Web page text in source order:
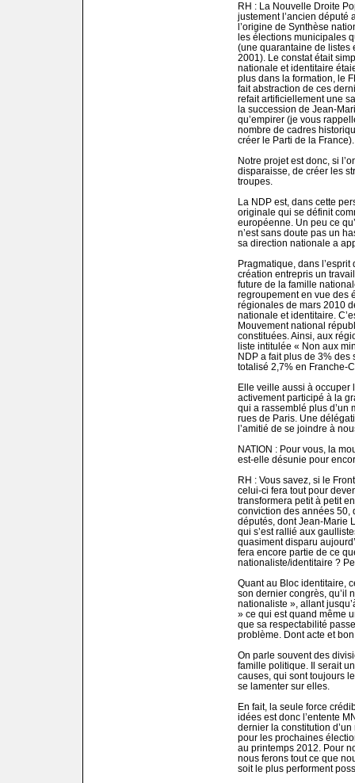
RH : La Nouvelle Droite
justement l’ancien député
l’origine de Synthèse
les élections municipales
(une quarantaine de listes
2001). Le constat était
nationale et identitaire
plus dans la formation, le
fait abstraction de ces
refait artificiellement une
la succession de Jean-
qu’empirer (je vous
nombre de cadres
créer le Parti de la France).
Notre projet est donc, si
disparaisse, de créer les
troupes.
La NDP est, dans cette
originale qui se définit
européenne. Un peu ce
n’est sans doute pas un
sa direction nationale a
Pragmatique, dans
création entrepris un
future de la famille
regroupement en vue des
régionales de mars 2010
nationale et identitaire.
Mouvement national
constituées. Ainsi, aux
liste intitulée « Non aux
NDP a fait plus de 3% des
totalisé 2,7% en Franche-
Elle veille aussi à occuper
activement participé à la
qui a rassemblé plus d’un
rues de Paris. Une
l’amitié de se joindre à
NATION : Pour vous, la
est-elle désunie pour
RH : Vous savez, si le
celui-ci fera tout pour
transformera petit à petit
conviction des années 50,
députés, dont Jean-Marie
qui s’est rallié aux
quasiment disparu
fera encore partie de ce
nationaliste/identitaire ?
Quant au Bloc identitaire,
son dernier congrès, qu’il
nationaliste », allant
» ce qui est quand même
que sa respectabilité
problème. Dont acte et
On parle souvent des
famille politique. Il serait
causes, qui sont toujours
se lamenter sur elles.
En fait, la seule force
idées est donc l’entente
dernier la constitution
pour les prochaines
au printemps 2012. Pour
nous ferons tout ce que
soit le plus performent